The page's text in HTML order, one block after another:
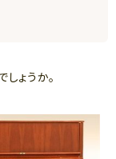
しょうか。